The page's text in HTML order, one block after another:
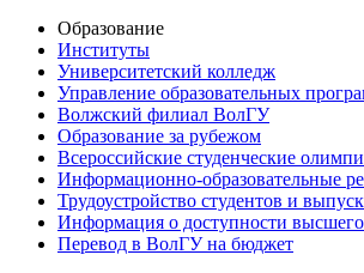
Образование
Институты
Университетский колледж
Управление образовательных
Волжский филиал ВолГУ
Образование за рубежом
Всероссийские студенческие
Информационно-образовательные
Трудоустройство студентов и
Информация о доступности
Перевод в ВолГУ на бюджет